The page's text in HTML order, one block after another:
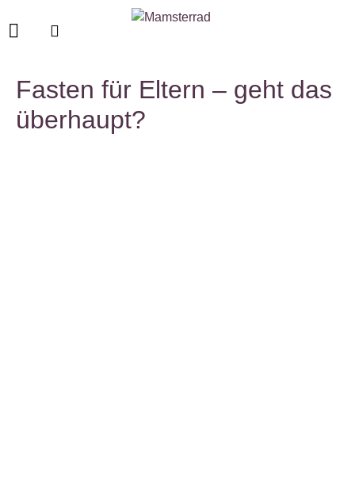
Fasten für Eltern – geht das
überhaupt?